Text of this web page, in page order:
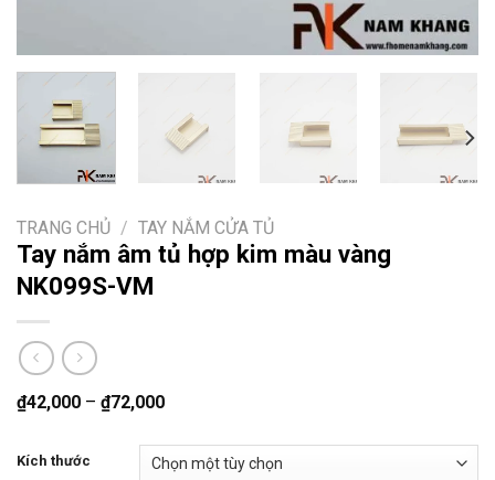
TRANG CHỦ / TAY NẮM CỬA TỦ
Tay nắm âm tủ hợp kim màu vàng
NK099S-VM
₫42,000 – ₫72,000
Kích thước